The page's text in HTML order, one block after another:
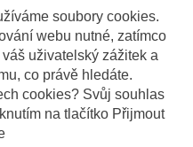
soubory cookies.
webu nutné, zatímco
uživatelský zážitek a
co právě hledáte.
cookies? Svůj souhlas
na tlačítko Přijmout
BMW R 1200 GS Adventure
(04-12) adaptér Trax pro
orig. nosiče BMW
Kit pro uchycení kufrů Trax na
originální nosič BMW R 1...
1.976 Kč